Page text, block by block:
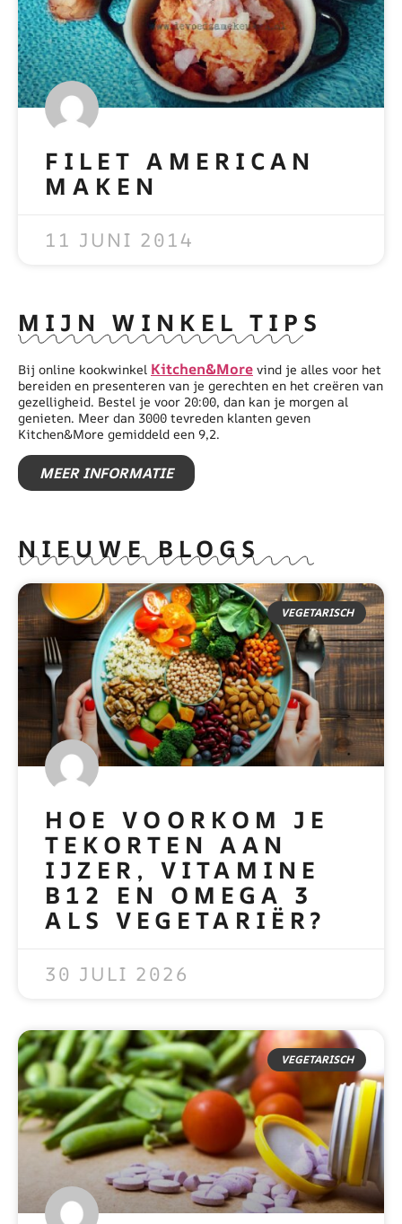
FILET AMERICAN
MAKEN
11 JUNI 2014
MIJN WINKEL TIPS
Bij online kookwinkel Kitchen&More vind je alles voor het
bereiden en presenteren van je gerechten en het creëren van
gezelligheid. Bestel je voor 20:00, dan kan je morgen al
genieten. Meer dan 3000 tevreden klanten geven
Kitchen&More gemiddeld een 9,2.
MEER INFORMATIE
NIEUWE BLOGS
VEGETARISCH
HOE VOORKOM JE
TEKORTEN AAN
IJZER, VITAMINE
B12 EN OMEGA 3
ALS VEGETARIËR?
30 JULI 2026
VEGETARISCH